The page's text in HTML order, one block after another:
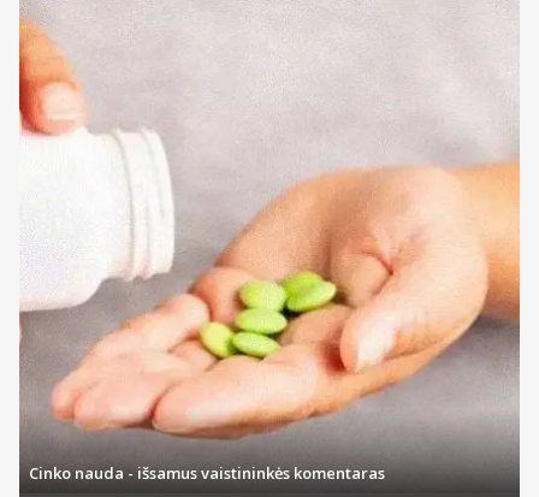
Cinko nauda - išsamus vaistininkės komentaras